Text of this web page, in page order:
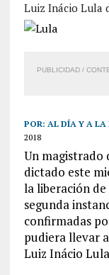
Luiz Inácio Lula
PUBLICIDAD /
POR: AL DÍA Y A LA
2018
Un magistrado
dictado este
la liberación
segunda
confirmadas
pudiera llevar
Luiz Inácio